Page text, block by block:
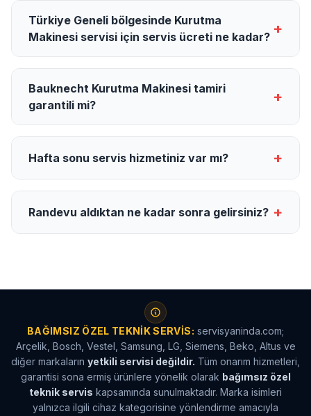
Türkiye Geneli bölgesinde Kurutma
Makinesi servisi için servis ücreti ne kadar? +
Bauknecht Kurutma Makinesi tamiri
garantili mi?
+
Hafta sonu servis hizmetiniz var mı? +
Randevu aldıktan ne kadar sonra gelirsiniz? +
BAĞIMSIZ ÖZEL TEKNIK SERVIS: servisyaninda.com;
Arçelik, Bosch, Vestel, Samsung, LG, Siemens, Beko, Altus ve
diğer markaların yetkili servisi değildir. Tüm onarım hizmetleri,
garantisi sona ermiş ürünlere yönelik olarak bağımsız özel
teknik servis kapsamında sunulmaktadır. Marka isimleri
yalnızca ilgili cihaz kategorisine yönlendirme amacıyla